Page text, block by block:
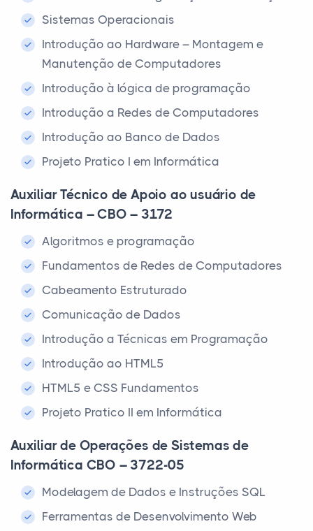
Sistemas Operacionais
Introdução ao Hardware – Montagem e
Manutenção de Computadores
Introdução à lógica de programação
Introdução a Redes de Computadores
Introdução ao Banco de Dados
Projeto Pratico I em Informática
Auxiliar Técnico de Apoio ao usuário de
Informática – CBO – 3172
Algoritmos e programação
Fundamentos de Redes de Computadores
Cabeamento Estruturado
Comunicação de Dados
Introdução a Técnicas em Programação
Introdução ao HTML5
HTML5 e CSS Fundamentos
Projeto Pratico II em Informática
Auxiliar de Operações de Sistemas de
Informática CBO – 3722-05
Modelagem de Dados e Instruções SQL
Ferramentas de Desenvolvimento Web